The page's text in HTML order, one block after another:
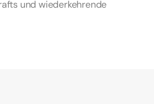
und wiederkehrende